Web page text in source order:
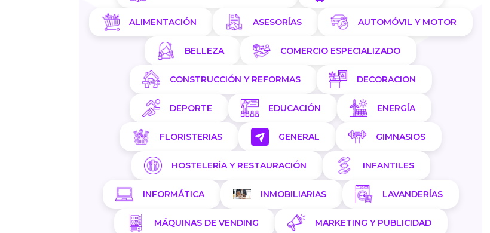
ALIMENTACIÓN ASESORÍAS AUTOMÓVIL Y MOTOR
BELLEZA COMERCIO ESPECIALIZADO
CONSTRUCCIÓN Y REFORMAS DECORACION
DEPORTE EDUCACIÓN ENERGÍA
FLORISTERIAS GENERAL GIMNASIOS
HOSTELERÍA Y RESTAURACIÓN INFANTILES
INFORMÁTICA INMOBILIARIAS LAVANDERÍAS
MÁQUINAS DE VENDING MARKETING Y PUBLICIDAD